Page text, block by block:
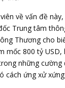
về vấn đề
Trung tâm
Thương cho
mốc 800 tỷ
những cường
cách ứng xử